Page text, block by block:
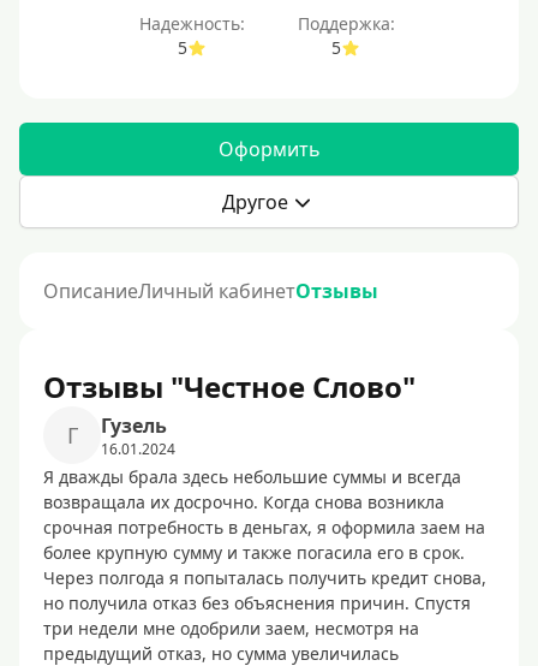
Надежность:
5
Поддержка:
5
Оформить
Другое
ОписаниеЛичный кабинетОтзывы
Отзывы "Честное Слово"
Г Гузель
16.01.2024
Я дважды брала здесь небольшие суммы и всегда
возвращала их досрочно. Когда снова возникла
срочная потребность в деньгах, я оформила заем на
более крупную сумму и также погасила его в срок.
Через полгода я попыталась получить кредит снова,
но получила отказ без объяснения причин. Спустя
три недели мне одобрили заем, несмотря на
предыдущий отказ, но сумма увеличилась